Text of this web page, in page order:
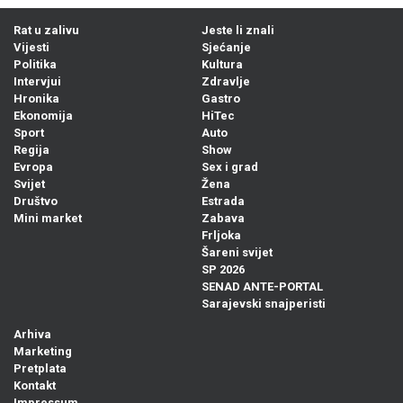
Rat u zalivu
Vijesti
Politika
Intervjui
Hronika
Ekonomija
Sport
Regija
Evropa
Svijet
Društvo
Mini market
Jeste li znali
Sjećanje
Kultura
Zdravlje
Gastro
HiTec
Auto
Show
Sex i grad
Žena
Estrada
Zabava
Frljoka
Šareni svijet
SP 2026
SENAD ANTE-PORTAL
Sarajevski snajperisti
Arhiva
Marketing
Pretplata
Kontakt